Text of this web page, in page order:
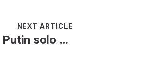
NEXT ARTICLE
Trump: “Xi ci aiuti con i russi, vedo Putin solo con l’accordo. Voglio incontrare anche Kim”